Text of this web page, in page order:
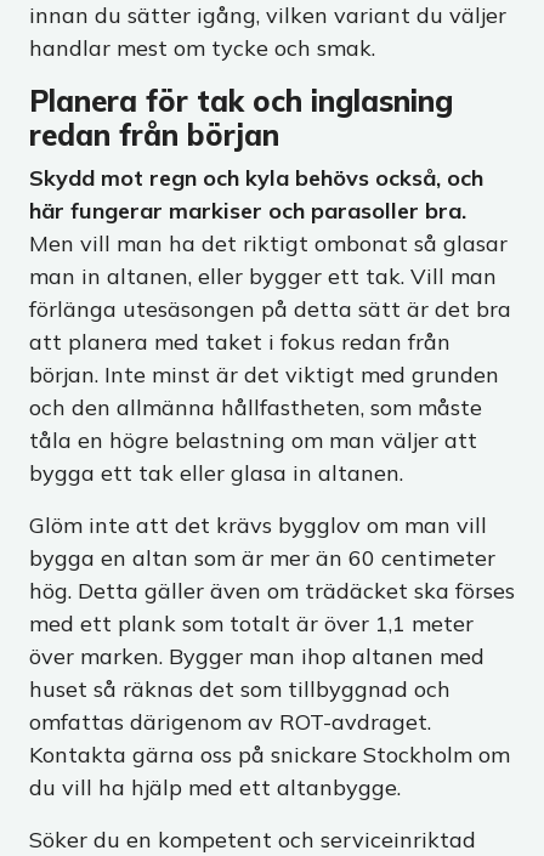
innan du sätter igång, vilken variant du väljer
handlar mest om tycke och smak.
Planera för tak och inglasning
redan från början
Skydd mot regn och kyla behövs också, och
här fungerar markiser och parasoller bra.
Men vill man ha det riktigt ombonat så glasar
man in altanen, eller bygger ett tak. Vill man
förlänga utesäsongen på detta sätt är det bra
att planera med taket i fokus redan från
början. Inte minst är det viktigt med grunden
och den allmänna hållfastheten, som måste
tåla en högre belastning om man väljer att
bygga ett tak eller glasa in altanen.
Glöm inte att det krävs bygglov om man vill
bygga en altan som är mer än 60 centimeter
hög. Detta gäller även om trädäcket ska förses
med ett plank som totalt är över 1,1 meter
över marken. Bygger man ihop altanen med
huset så räknas det som tillbyggnad och
omfattas därigenom av ROT-avdraget.
Kontakta gärna oss på snickare Stockholm om
du vill ha hjälp med ett altanbygge.
Söker du en kompetent och serviceinriktad